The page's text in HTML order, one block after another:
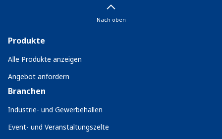
Nach oben
Produkte
Alle Produkte anzeigen
Angebot anfordern
Branchen
Industrie- und Gewerbehallen
Event- und Veranstaltungszelte